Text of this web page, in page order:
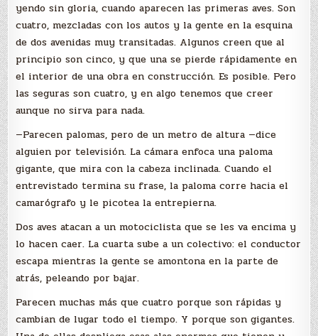
yendo sin gloria, cuando aparecen las primeras aves. Son
cuatro, mezcladas con los autos y la gente en la esquina
de dos avenidas muy transitadas. Algunos creen que al
principio son cinco, y que una se pierde rápidamente en
el interior de una obra en construcción. Es posible. Pero
las seguras son cuatro, y en algo tenemos que creer
aunque no sirva para nada.
—Parecen palomas, pero de un metro de altura —dice
alguien por televisión. La cámara enfoca una paloma
gigante, que mira con la cabeza inclinada. Cuando el
entrevistado termina su frase, la paloma corre hacia el
camarógrafo y le picotea la entrepierna.
Dos aves atacan a un motociclista que se les va encima y
lo hacen caer. La cuarta sube a un colectivo: el conductor
escapa mientras la gente se amontona en la parte de
atrás, peleando por bajar.
Parecen muchas más que cuatro porque son rápidas y
cambian de lugar todo el tiempo. Y porque son gigantes.